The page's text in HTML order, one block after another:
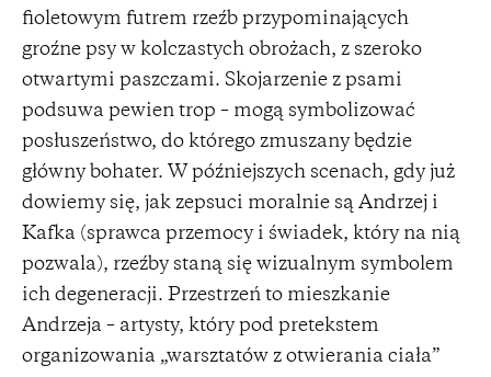
fioletowym futrem rzeźb przypominających
groźne psy w kolczastych obrożach, z szeroko
otwartymi paszczami. Skojarzenie z psami
podsuwa pewien trop – mogą symbolizować
posłuszeństwo, do którego zmuszany będzie
główny bohater. W późniejszych scenach, gdy już
dowiemy się, jak zepsuci moralnie są Andrzej i
Kafka (sprawca przemocy i świadek, który na nią
pozwala), rzeźby staną się wizualnym symbolem
ich degeneracji. Przestrzeń to mieszkanie
Andrzeja – artysty, który pod pretekstem
organizowania „warsztatów z otwierania ciała”